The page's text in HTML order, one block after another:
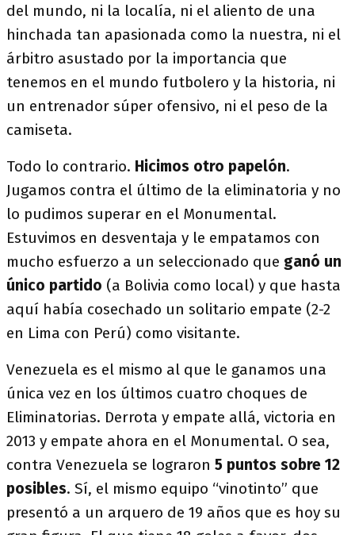
del mundo, ni la localía, ni el aliento de una
hinchada tan apasionada como la nuestra, ni el
árbitro asustado por la importancia que
tenemos en el mundo futbolero y la historia, ni
un entrenador súper ofensivo, ni el peso de la
camiseta.
Todo lo contrario. Hicimos otro papelón.
Jugamos contra el último de la eliminatoria y no
lo pudimos superar en el Monumental.
Estuvimos en desventaja y le empatamos con
mucho esfuerzo a un seleccionado que ganó un
único partido (a Bolivia como local) y que hasta
aquí había cosechado un solitario empate (2-2
en Lima con Perú) como visitante.
Venezuela es el mismo al que le ganamos una
única vez en los últimos cuatro choques de
Eliminatorias. Derrota y empate allá, victoria en
2013 y empate ahora en el Monumental. O sea,
contra Venezuela se lograron 5 puntos sobre 12
posibles. Sí, el mismo equipo “vinotinto” que
presentó a un arquero de 19 años que es hoy su